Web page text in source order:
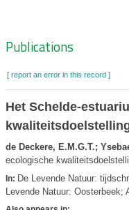
Zoeknavigatie
Publications
[ report an error in this record ]
Het Schelde-
de Deckere, E.M.G.T.;
ecologische
In: De Levende Natuur:
Levende Natuur: Oosterbeek;